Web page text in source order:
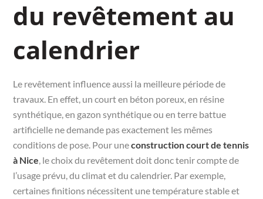
du revêtement au
calendrier
Le revêtement influence aussi la meilleure période de
travaux. En effet, un court en béton poreux, en résine
synthétique, en gazon synthétique ou en terre battue
artificielle ne demande pas exactement les mêmes
conditions de pose. Pour uneconstruction court de tennis
à Nice, le choix du revêtement doit donc tenir compte de
l’usage prévu, du climat et du calendrier. Par exemple,
certaines finitions nécessitent une température stable et